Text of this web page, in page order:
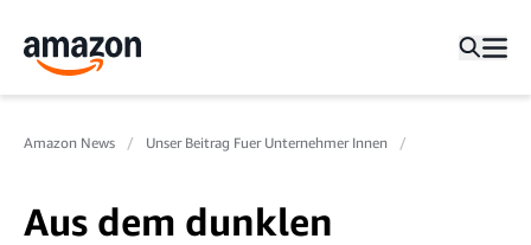
Amazon News Unser Beitrag Fuer Unternehmer Innen
Aus dem dunklen